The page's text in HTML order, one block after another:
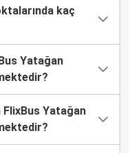
kaç
Yatağan
FlixBus Yatağan